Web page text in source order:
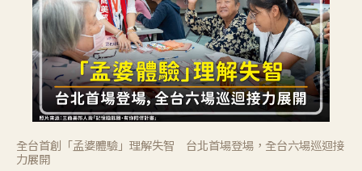
全台首創「孟婆體驗」理解失智 台北首場登場，全台六場巡迴接
力展開